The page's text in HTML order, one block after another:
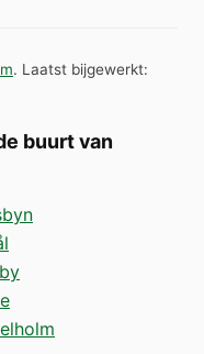
. Laatst bijgewerkt:
buurt van